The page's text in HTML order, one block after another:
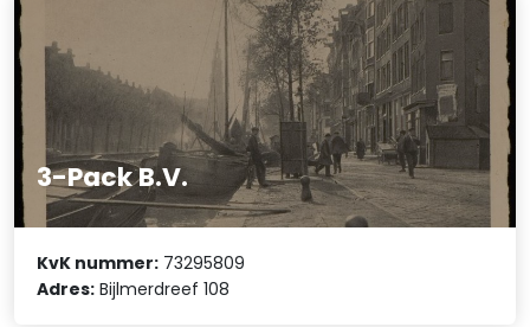
3-Pack B.V.
KvK nummer: 73295809
Adres: Bijlmerdreef 108